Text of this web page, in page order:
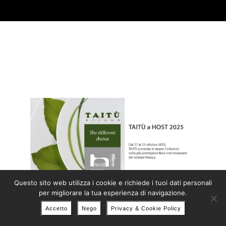
Questo sito web utilizza i cookie e richiede i tuoi dati personali
per migliorare la tua esperienza di navigazione.
Accetto Nego Privacy & Cookie Policy